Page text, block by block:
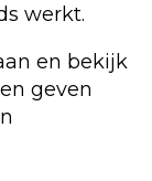
werkt.
en bekijk
geven